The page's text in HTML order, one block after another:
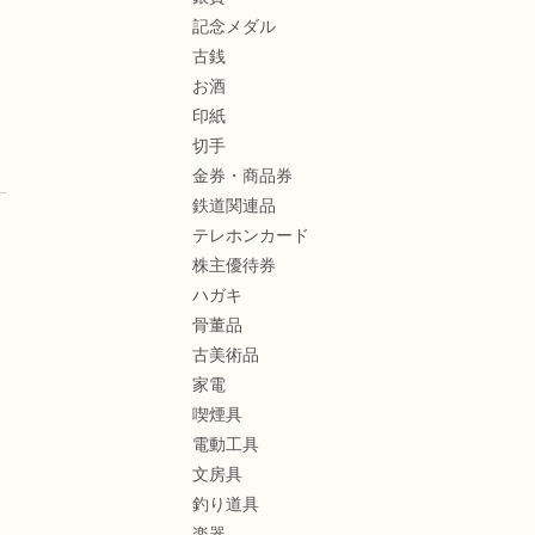
記念メダル
古銭
お酒
印紙
切手
金券・商品券
鉄道関連品
テレホンカード
株主優待券
ハガキ
骨董品
古美術品
家電
喫煙具
電動工具
文房具
釣り道具